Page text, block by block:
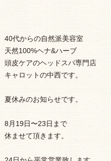
40代からの自然派美容室
天然100%ヘナ&ハーブ
頭皮ケアのヘッドスパ専門店
キャロットの中西です。
夏休みのお知らせです。
8月19日〜23日まで
休ませて頂きます。